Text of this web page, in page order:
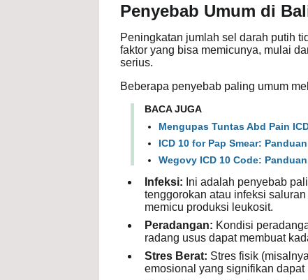
Penyebab Umum di
Peningkatan jumlah sel darah putih
faktor yang bisa memicunya, mulai
serius.
Beberapa penyebab paling umum
BACA JUGA
Mengupas Tuntas Abd Pain
ICD 10 for Pap Smear:
Wegovy ICD 10 Code​:
Infeksi: Ini adalah penyebab
tenggorokan atau infeksi
memicu produksi leukosit.
Peradangan: Kondisi
radang usus dapat membuat
Stres Berat: Stres fisik
emosional yang signifikan